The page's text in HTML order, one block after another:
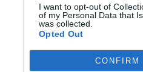
I want to opt-out of
of my Personal Data that
was collected.
Opted Out
CONFIRM